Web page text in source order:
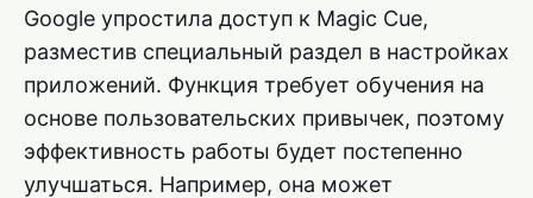
Google упростила доступ к Magic Cue,
разместив специальный раздел в настройках
приложений. Функция требует обучения на
основе пользовательских привычек, поэтому
эффективность работы будет постепенно
улучшаться. Например, она может